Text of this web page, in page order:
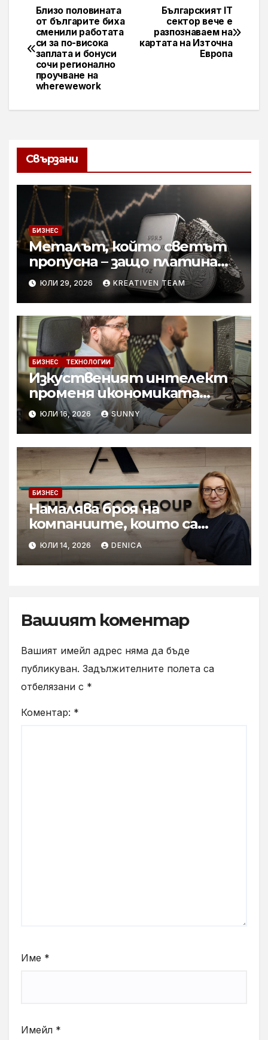
Навигация
Българският IT
сектор вече е
разпознаваем на
картата на Източна
Европа
Близо половината
от българите биха
сменили работата
си за по-висока
заплата и бонуси
сочи регионално
проучване на
wherewework
Свързани
БИЗНЕС
Металът, който светът
пропусна – защо платината
е тихата аристократка
сред инвестициите?
ЮЛИ 29, 2026 KREATIVEN TEAM
БИЗНЕС ТЕХНОЛОГИИ
Изкуственият интелект
променя икономиката
софтуерните решение за
бизнеса
ЮЛИ 16, 2026 SUNNY
БИЗНЕС
Намалява броя на
компаниите, които са
готови за мащабното
внедряване на AI
ЮЛИ 14, 2026 DENICA
Вашият коментар
Вашият имейл адрес няма да бъде
публикуван. Задължителните полета са
отбелязани с *
Коментар: *
Име *
Имейл *